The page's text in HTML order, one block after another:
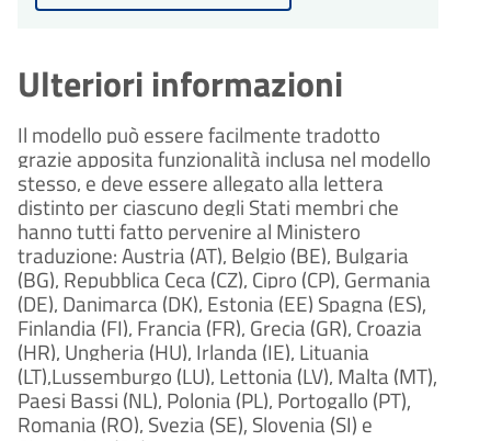
di 30 giorni dalla presentazione
giorni
di 30 giorni dalla presentazione
dell'istanza.
Il procedimento amministrativo
sarà concluso entro un massimo
di 30 giorni dalla presentazione
dell'istanza.
30 Conclusione del
Il procedimento amministrativo
sarà concluso entro un massimo
di 30 giorni dalla presentazione
dell'istanza.
Ulteriori informazioni
Il modello può essere facilmente tradotto
grazie apposita funzionalità inclusa nel modello
stesso, e deve essere allegato alla lettera
distinto per ciascuno degli Stati membri che
hanno tutti fatto pervenire al Ministero
traduzione: Austria (AT), Belgio (BE), Bulgaria
(BG), Repubblica Ceca (CZ), Cipro (CP), Germania
(DE), Danimarca (DK), Estonia (EE) Spagna (ES),
Finlandia (FI), Francia (FR), Grecia (GR), Croazia
(HR), Ungheria (HU), Irlanda (IE), Lituania
(LT),Lussemburgo (LU), Lettonia (LV), Malta (MT),
Paesi Bassi (NL), Polonia (PL), Portogallo (PT),
Romania (RO), Svezia (SE), Slovenia (SI) e